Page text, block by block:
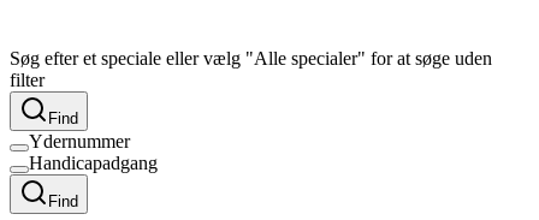
Søg efter et speciale eller vælg "Alle specialer" for at søge uden
filter
Find
Ydernummer
Handicapadgang
Find